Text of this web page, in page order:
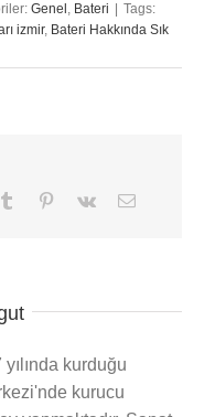
Genel , Bateri
Tags:
izmir, Bateri Hakkında Sık
Tumblr Pinterest
Vk
E-
kurduğu
kurucu